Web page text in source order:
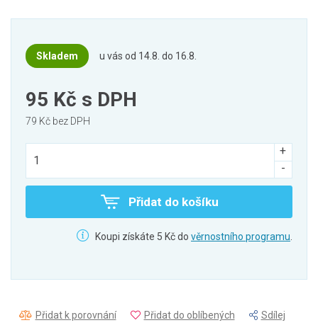
Skladem u vás od 14.8. do 16.8.
95 Kč s DPH
79 Kč bez DPH
Přidat do košíku
Koupi získáte 5 Kč do věrnostního programu
Přidat k porovnání Přidat do oblíbených
Sdílej